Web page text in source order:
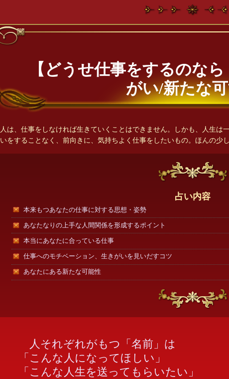
【どうせ仕事をするのな
がい/新たな
人は、仕事をしなければ生きていくことはできません。しかも、人生
いをすることなく、前向きに、気持ちよく仕事をしたいもの。ほんの少
占い内容
本来もつあなたの仕事に対する思想・姿勢
あなたなりの上手な人間関係を形成するポイント
本当にあなたに合っている仕事
仕事へのモチベーション、生きがいを見いだすコツ
あなたにある新たな可能性
人それぞれがもつ「名前」は
「こんな人になってほしい」
「こんな人生を送ってもらいたい」